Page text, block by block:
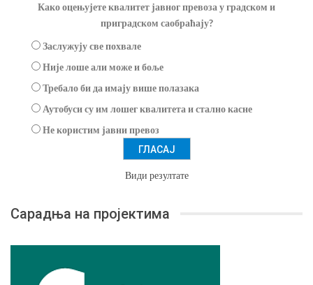
Како оцењујете квалитет јавног превоза у градском и
приградском саобраћају?
Заслужују све похвале
Није лоше али може и боље
Требало би да имају више полазака
Аутобуси су им лошег квалитета и стално касне
Не користим јавни превоз
Види резултате
Сарадња на пројектима